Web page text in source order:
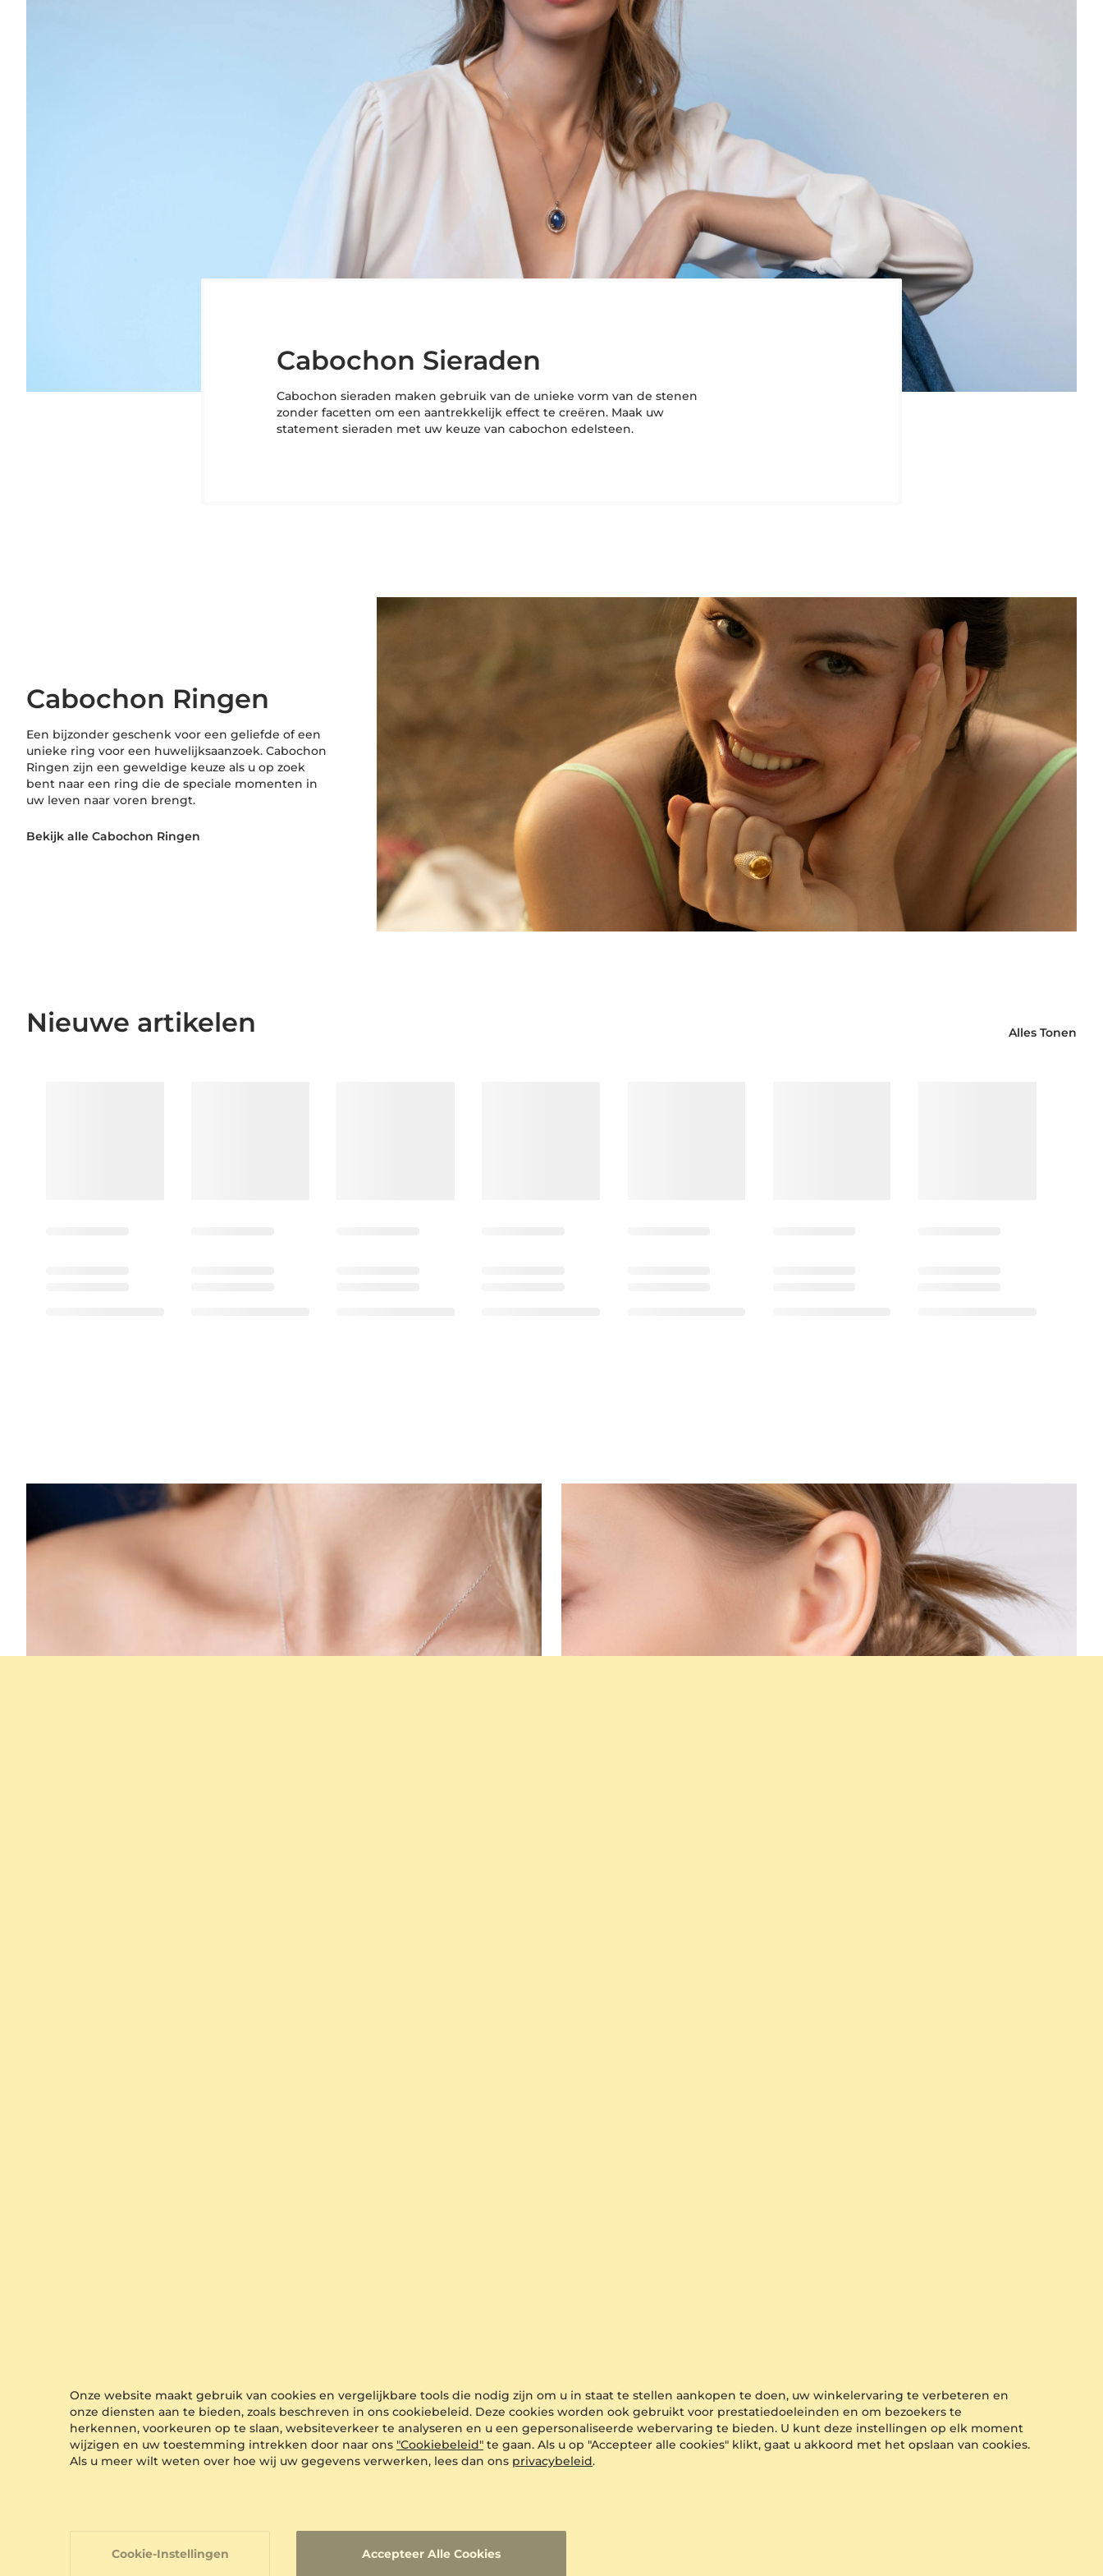
Cabochon Sieraden
Cabochon sieraden maken gebruik van de unieke vorm van de stenen
zonder facetten om een aantrekkelijk effect te creëren. Maak uw
statement sieraden met uw keuze van cabochon edelsteen.
Cabochon Ringen
Een bijzonder geschenk voor een geliefde of een
unieke ring voor een huwelijksaanzoek. Cabochon
Ringen zijn een geweldige keuze als u op zoek
bent naar een ring die de speciale momenten in
uw leven naar voren brengt.
Bekijk alle Cabochon Ringen
Nieuwe artikelen Alles Tonen
Bekijk Alle Cabochon Armbanden
Onze website maakt gebruik van cookies en vergelijkbare tools die nodig zijn om u in staat te stellen aankopen te doen, uw winkelervaring te verbeteren en
onze diensten aan te bieden, zoals beschreven in ons cookiebeleid. Deze cookies worden ook gebruikt voor prestatiedoeleinden en om bezoekers te
herkennen, voorkeuren op te slaan, websiteverkeer te analyseren en u een gepersonaliseerde webervaring te bieden. U kunt deze instellingen op elk moment
wijzigen en uw toestemming intrekken door naar ons "Cookiebeleid" te gaan. Als u op "Accepteer alle cookies" klikt, gaat u akkoord met het opslaan van cookies.
Als u meer wilt weten over hoe wij uw gegevens verwerken, lees dan ons privacybeleid.
Accepteer Alle Cookies
Cookie-Instellingen